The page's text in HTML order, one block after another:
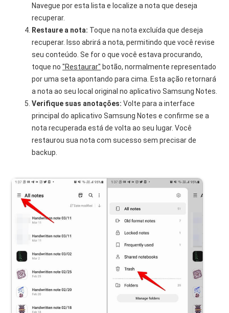
Navegue por esta lista e localize a nota que deseja
recuperar.
Restaure a nota: Toque na nota excluída que deseja
recuperar. Isso abrirá a nota, permitindo que você revise
seu conteúdo. Se for o que você estava procurando,
toque no"Restaurar" botão, normalmente representado
por uma seta apontando para cima. Esta ação retornará
a nota ao seu local original no aplicativo Samsung Notes.
Verifique suas anotações: Volte para a interface
principal do aplicativo Samsung Notes e confirme se a
nota recuperada está de volta ao seu lugar. Você
restaurou sua nota com sucesso sem precisar de
backup.